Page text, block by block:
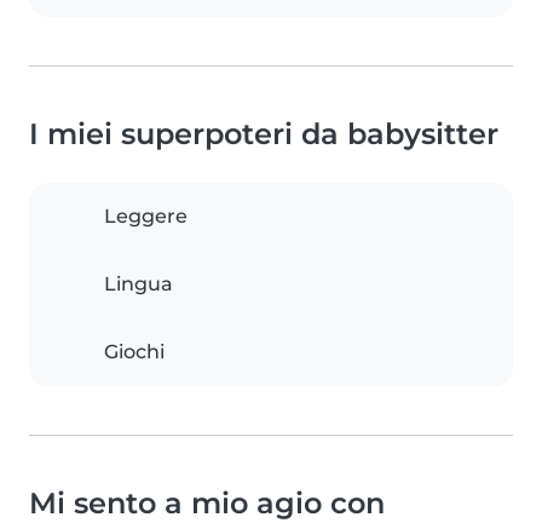
I miei superpoteri da babysitter
Leggere
Lingua
Giochi
Mi sento a mio agio con